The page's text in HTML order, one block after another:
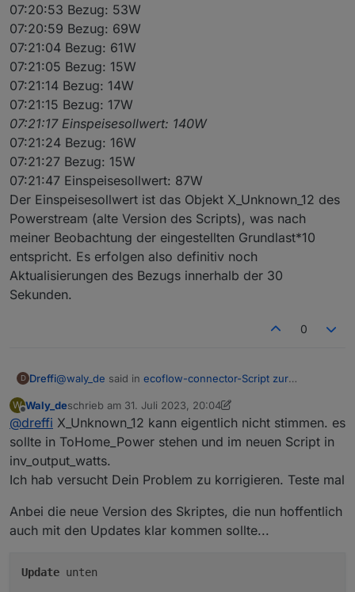
07:20:53 Bezug: 53W
07:20:59 Bezug: 69W
07:21:04 Bezug: 61W
07:21:05 Bezug: 15W
07:21:14 Bezug: 14W
07:21:15 Bezug: 17W
07:21:17 Einspeisesollwert: 140W
07:21:24 Bezug: 16W
07:21:27 Bezug: 15W
07:21:47 Einspeisesollwert: 87W
Der Einspeisesollwert ist das Objekt X_Unknown_12 des
Powerstream (alte Version des Scripts), was nach
meiner Beobachtung der eingestellten Grundlast*10
entspricht. Es erfolgen also definitiv noch
Aktualisierungen des Bezugs innerhalb der 30
Sekunden.
0
D Dreffi@waly_de said in ecoflow-connector-Script zur
@dreffi
Deine Schwankungen oben könnten damit zu tun
haben, dass der Wert, der im State das du unter
"SmartmeterID" konfiguriert hast zu träge ist.
Kannst Du bitte mal überprüfen, ob er sich
der AC-Leistung aktualisiert ?
Ich habe das mal genauer untersucht:
die Aktualisierung des Werts für Bezug hat in Home
(Einschalten des Verbrauchers bis Anzeige in Home
Assistant)
die Übertragung von Home Assistant zu ioBroker
der Wert für Bezug aktualisiert sich innerhalb
07:20:32 Bezug: 73W
07:20:32 Einspeisesollwert: 85W
07:20:50 Bezug: 69W
07:20:59 Bezug: 69W
W
Offline
Waly_deschrieb am 31. Juli 2023, 20:04
zuletzt editiert von Waly_de8. Jan. 2023, 10:00
@dreffi X_Unknown_12 kann eigentlich nicht stimmen. es
sollte in ToHome_Power stehen und im neuen Script in
inv_output_watts.
Ich hab versucht Dein Problem zu korrigieren. Teste mal
Anbei die neue Version des Skriptes, die nun hoffentlich
auch mit den Updates klar kommen sollte...
Update unten